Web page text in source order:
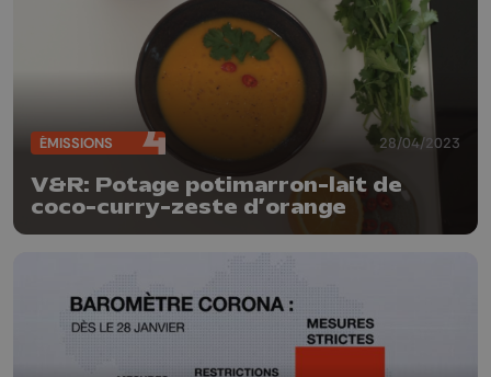
ÉMISSIONS 28/04/2023
V&R: Potage potimarron-lait de
coco-curry-zeste d’orange